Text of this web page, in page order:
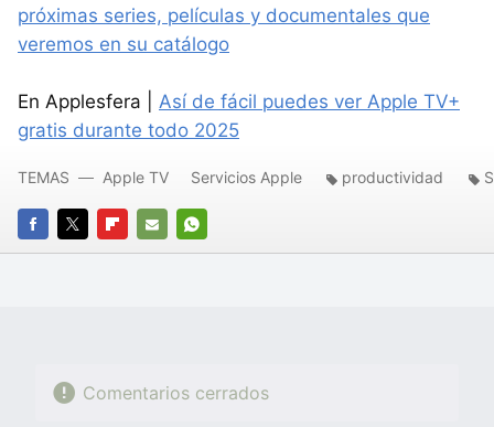
próximas series, películas y documentales que
veremos en su catálogo
En Applesfera | Así de fácil puedes ver Apple TV+
gratis durante todo 2025
FACEBOOK
TWITTERFLIPBOARD
E-
WHATSAPP
TEMAS Apple TV Servicios Apple productividad
Comentarios cerrados